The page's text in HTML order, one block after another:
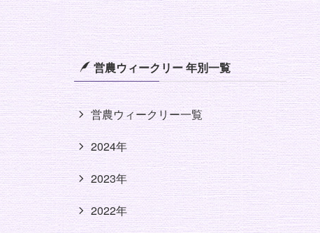
営農ウィークリー 年別一覧
営農ウィークリー一覧
2024年
2023年
2022年